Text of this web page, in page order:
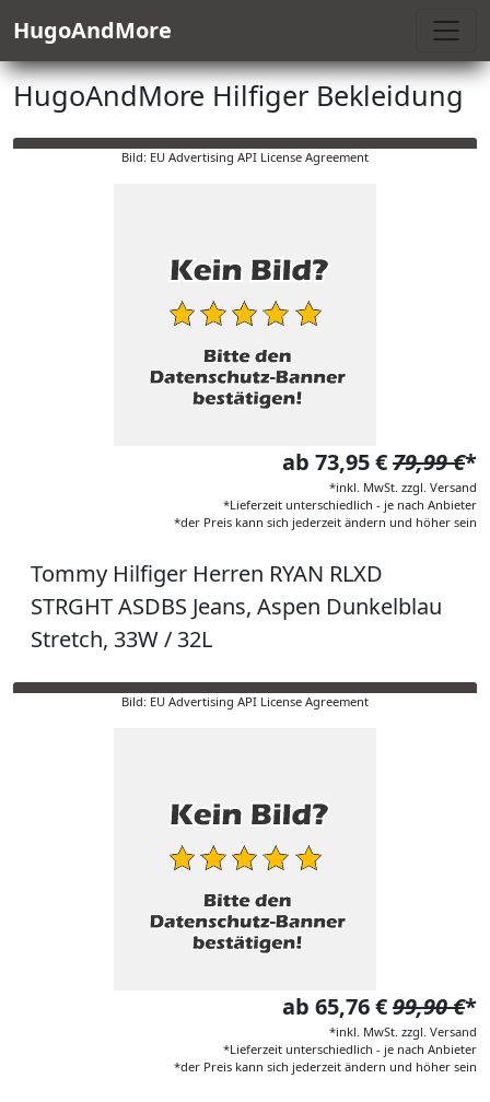
HugoAndMore
HugoAndMore Hilfiger Bekleidung
Bild: EU Advertising API License Agreement
ab 73,95 €79,99 €*
*inkl. MwSt. zzgl. Versand
*Lieferzeit unterschiedlich - je nach Anbieter
*der Preis kann sich jederzeit ändern und höher sein
Tommy Hilfiger Herren RYAN RLXD
STRGHT ASDBS Jeans, Aspen Dunkelblau
Stretch, 33W / 32L
Bild: EU Advertising API License Agreement
ab 65,76 €99,90 €*
*inkl. MwSt. zzgl. Versand
*Lieferzeit unterschiedlich - je nach Anbieter
*der Preis kann sich jederzeit ändern und höher sein